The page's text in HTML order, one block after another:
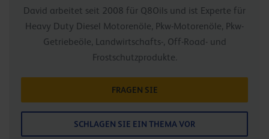
David arbeitet seit 2008 für Q8Oils und ist Experte für
Heavy Duty Diesel Motorenöle, Pkw-Motorenöle, Pkw-
Getriebeöle, Landwirtschafts-, Off-Road- und
Frostschutzprodukte.
FRAGEN SIE
SCHLAGEN SIE EIN THEMA VOR